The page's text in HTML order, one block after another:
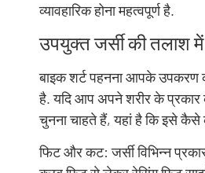
व्यावहारिक होना महत्वपूर्ण है.
उपयुक्त जर्सी की तलाश में
बाइक शर्ट पहनना आपके उपकरण
है. यदि आप अपने शरीर के प्रकार
चुनना चाहते हैं, यहां है कि इसे कैसे
फिट और कट: जर्सी विभिन्न